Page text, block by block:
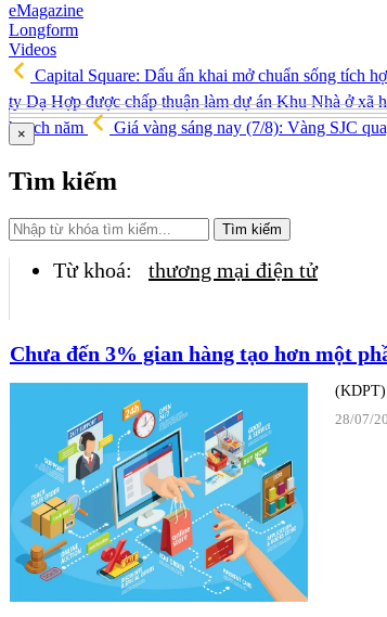
eMagazine
Longform
Videos
Capital Square: Dấu ấn khai mở chuẩn sống tích
ty Dạ Hợp được chấp thuận làm dự án Khu Nhà ở xã
hoạch năm
Giá vàng sáng nay (7/8): Vàng SJC
×
Tìm kiếm
Tìm kiếm
Từ khoá: thương mại điện tử
Chưa đến 3% gian hàng tạo hơn một
(KDPT)
28/07/